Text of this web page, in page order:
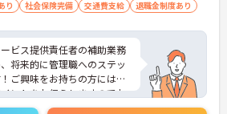
り
社会保険完備 交通費支給 退職金制度あり
ビス提供責任者の補助業務
将来的に管理職へのステッ
ご興味をお持ちの方には、
ントをお伝えしますのでお
さい。